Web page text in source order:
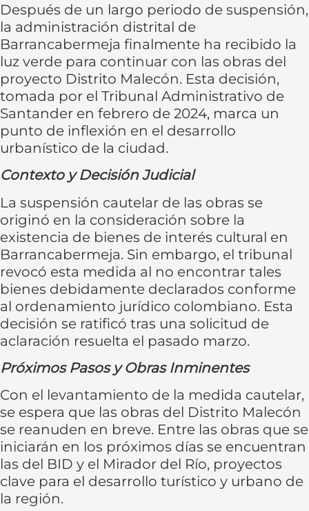
Después de un largo periodo de suspensión,
la administración distrital de
Barrancabermeja finalmente ha recibido la
luz verde para continuar con las obras del
proyecto Distrito Malecón. Esta decisión,
tomada por el Tribunal Administrativo de
Santander en febrero de 2024, marca un
punto de inflexión en el desarrollo
urbanístico de la ciudad.
Contexto y Decisión Judicial
La suspensión cautelar de las obras se
originó en la consideración sobre la
existencia de bienes de interés cultural en
Barrancabermeja. Sin embargo, el tribunal
revocó esta medida al no encontrar tales
bienes debidamente declarados conforme
al ordenamiento jurídico colombiano. Esta
decisión se ratificó tras una solicitud de
aclaración resuelta el pasado marzo.
Próximos Pasos y Obras Inminentes
Con el levantamiento de la medida cautelar,
se espera que las obras del Distrito Malecón
se reanuden en breve. Entre las obras que se
iniciarán en los próximos días se encuentran
las del BID y el Mirador del Río, proyectos
clave para el desarrollo turístico y urbano de
la región.